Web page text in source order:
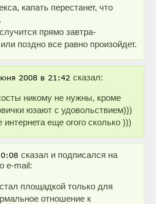
капать перестанет, что
прямо завтра-
поздно все равно произойдет.
сказал:
никому не нужны, кроме
юзают с удовольствием)))
еще огого сколько )))
сказал и подписался на
e-mail:
площадкой только для
отношение к